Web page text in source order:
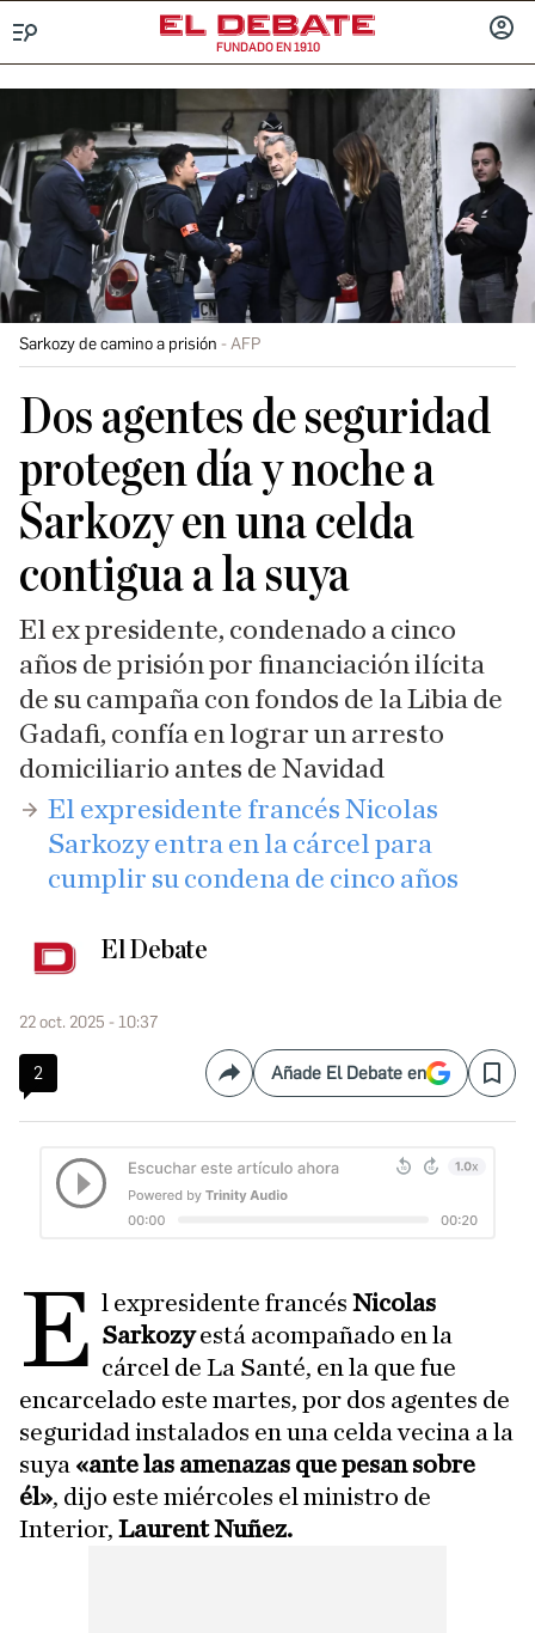
FUNDADO EN 1910
Sarkozy de camino a prisión AFP
Dos agentes de seguridad
protegen día y noche a
Sarkozy en una celda
contigua a la suya
El ex presidente, condenado a cinco
años de prisión por financiación ilícita
de su campaña con fondos de la Libia de
Gadafi, confía en lograr un arresto
domiciliario antes de Navidad
​El expresidente francés Nicolas
Sarkozy entra en la cárcel para
cumplir su condena de cinco años
El Debate
22 oct. 2025 - 10:37
2 CompartirAñade El Debate en Save
E l expresidente francésNicolas
Sarkozyestá acompañado en la
cárcel de La Santé, en la que fue
encarcelado este martes, por dos agentes de
seguridad instalados en una celda vecina a la
suya «ante las amenazas que pesan sobre
él», dijo este miércoles el ministro de
Interior, Laurent Nuñez.